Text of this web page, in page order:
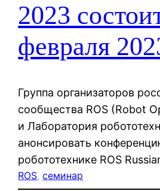
2023
февраля
Группа организаторов
сообщества ROS (Robot
и Лаборатория
анонсировать
робототехнике ROS
ROS, семинар